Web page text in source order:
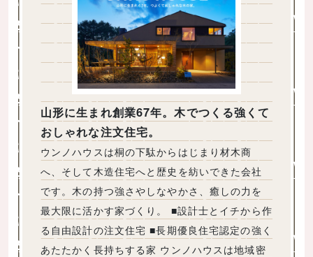
山形に生まれ創業67年。木でつくる強くて
おしゃれな注文住宅。
ウンノハウスは桐の下駄からはじまり材木商
へ、そして木造住宅へと歴史を紡いできた会社
です。木の持つ強さやしなやかさ、癒しの力を
最大限に活かす家づくり。 ■設計士とイチから作
る自由設計の注文住宅 ■長期優良住宅認定の強く
あたたかく長持ちする家 ウンノハウスは地域密